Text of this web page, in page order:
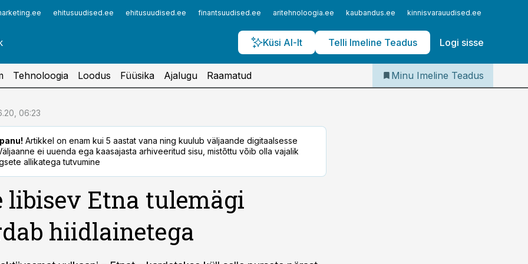
ehitusuudised.ee ehitusuudised.ee finantsuudised.ee aritehnoloogia.ee kaubandus.ee kinnisvarauudised.ee
Küsi AI-lt Telli Imeline Teadus Logi sisse
Iseteenindus
Telli Imeline Teadus
Tehnoloogia Loodus Füüsika Ajalugu Raamatud Minu Imeline Teadus
06:23
Artikkel on enam kui 5 aastat vana ning kuulub väljaande digitaalsesse
ei uuenda ega kaasajasta arhiveeritud sisu, mistõttu võib olla vajalik
allikatega tutvumine
libisev Etna tulemägi
hiidlainetega